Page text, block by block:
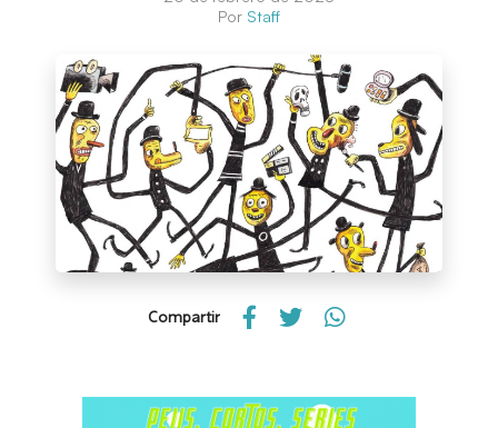
Por Staff
Compartir